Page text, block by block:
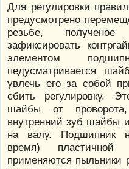
Для регулировки
предусмотрено
резьбе,
зафиксировать
элементом
педусматривается
увлечь его за собой
сбить регулировку.
шайбы от
внутренний зуб шайбы
на валу. Подшипник
время)
применяются пыльники